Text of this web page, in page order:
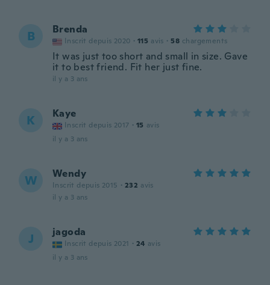
B Brenda
Inscrit depuis 2020 · 115 avis · 58 chargements
It was just too short and small in size. Gave
it to best friend. Fit her just fine.
il y a 3 ans
K Kaye
Inscrit depuis 2017 · 15 avis
il y a 3 ans
W Wendy
Inscrit depuis 2015 · 232 avis
il y a 3 ans
J jagoda
Inscrit depuis 2021 · 24 avis
il y a 3 ans